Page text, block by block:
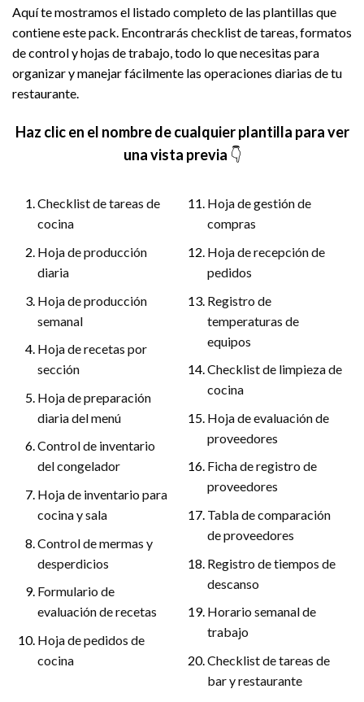
Aquí te mostramos el listado completo de las plantillas que
contiene este pack. Encontrarás checklist de tareas, formatos
de control y hojas de trabajo, todo lo que necesitas para
organizar y manejar fácilmente las operaciones diarias de tu
restaurante.
Haz clic en el nombre de cualquier plantilla para ver
una vista previa 👇
Checklist de tareas de
cocina
Hoja de producción
diaria
Hoja de producción
semanal
Hoja de recetas por
sección
Hoja de preparación
diaria del menú
Control de inventario
del congelador
Hoja de inventario para
cocina y sala
Control de mermas y
desperdicios
Formulario de
evaluación de recetas
Hoja de pedidos de
cocina
Hoja de gestión de
compras
Hoja de recepción de
pedidos
Registro de
temperaturas de
equipos
Checklist de limpieza de
cocina
Hoja de evaluación de
proveedores
Ficha de registro de
proveedores
Tabla de comparación
de proveedores
Registro de tiempos de
descanso
Horario semanal de
trabajo
Checklist de tareas de
bar y restaurante